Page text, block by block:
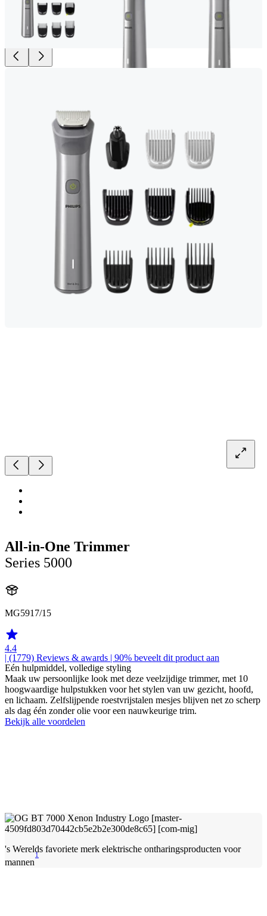
All-in-One Trimmer
Series 5000
MG5917/15
4.4
| (1779) Reviews & awards | 90% beveelt dit product aan
Eén hulpmiddel, volledige styling
Maak uw persoonlijke look met deze veelzijdige trimmer, met 10
hoogwaardige hulpstukken voor het stylen van uw gezicht, hoofd,
en lichaam. Zelfslijpende roestvrijstalen mesjes blijven net zo scherp
als dag één zonder olie voor een nauwkeurige trim.
Bekijk alle voordelen
's Werelds favoriete merk elektrische ontharingsproducten voor
mannen
1